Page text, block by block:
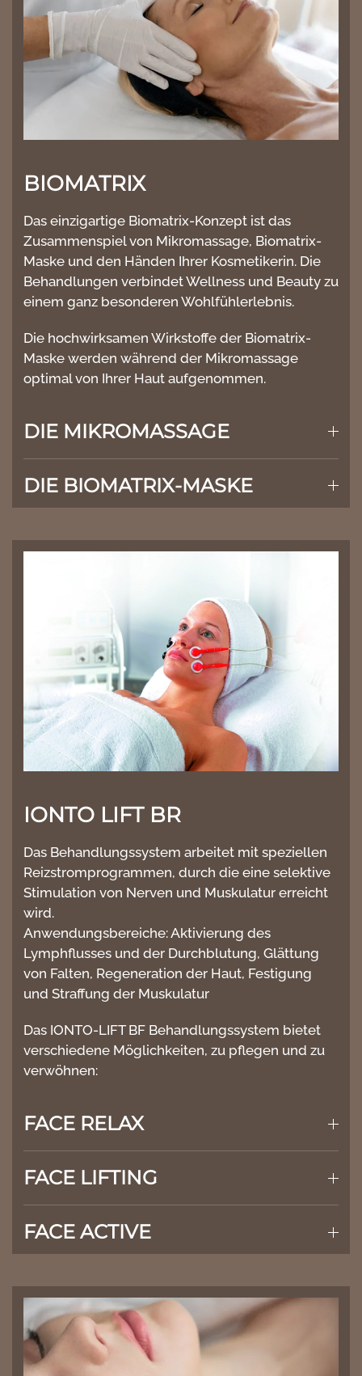
BIOMATRIX
Das einzigartige Biomatrix-Konzept ist das
Zusammenspiel von Mikromassage, Biomatrix-
Maske und den Händen Ihrer Kosmetikerin. Die
Behandlungen verbindet Wellness und Beauty zu
einem ganz besonderen Wohlfühlerlebnis.
Die hochwirksamen Wirkstoffe der Biomatrix-
Maske werden während der Mikromassage
optimal von Ihrer Haut aufgenommen.
DIE MIKROMASSAGE
DIE BIOMATRIX-MASKE
IONTO LIFT BR
Das Behandlungssystem arbeitet mit speziellen
Reizstromprogrammen, durch die eine selektive
Stimulation von Nerven und Muskulatur erreicht
wird.
Anwendungsbereiche: Aktivierung des
Lymphflusses und der Durchblutung, Glättung
von Falten, Regeneration der Haut, Festigung
und Straffung der Muskulatur
Das IONTO-LIFT BF Behandlungssystem bietet
verschiedene Möglichkeiten, zu pflegen und zu
verwöhnen:
FACE RELAX
FACE LIFTING
FACE ACTIVE